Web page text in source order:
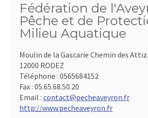
Fédération de
Pêche et de
Milieu Aquatique
Moulin de la Gascarie Chemin des
12000 RODEZ
Téléphone : 0565684152
Fax : 05.65.68.50.20
Email : contact@pecheaveyron.fr
http://www.pecheaveyron.fr